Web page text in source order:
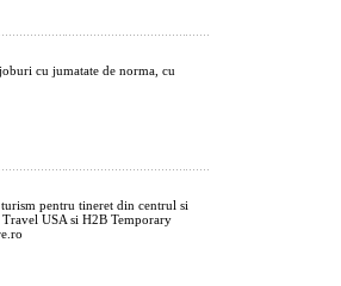
cu jumatate de norma, cu
pentru tineret din centrul si
USA si H2B Temporary